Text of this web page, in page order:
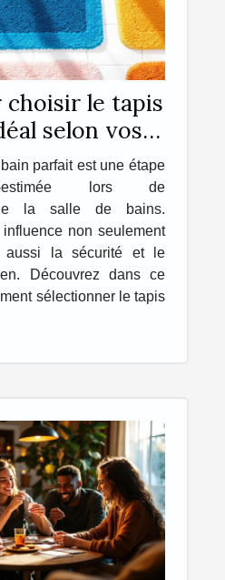
choisir le tapis
selon vos
parfait est une étape
estimée lors de
de la salle de bains.
non seulement
aussi la sécurité et le
Découvrez dans ce
sélectionner le tapis